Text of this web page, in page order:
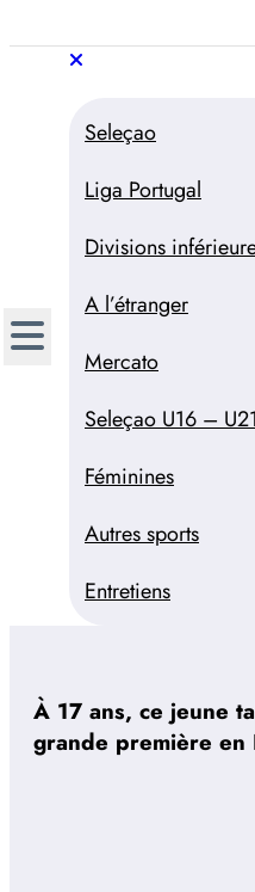
au
Trivela
L'actualité du
Seleçao
Liga Portugal
Divisions
A l’étranger
Mercato
Seleçao U16 – U21
Féminines
Autres sports
Entretiens
À 17 ans, ce jeune
grande première en